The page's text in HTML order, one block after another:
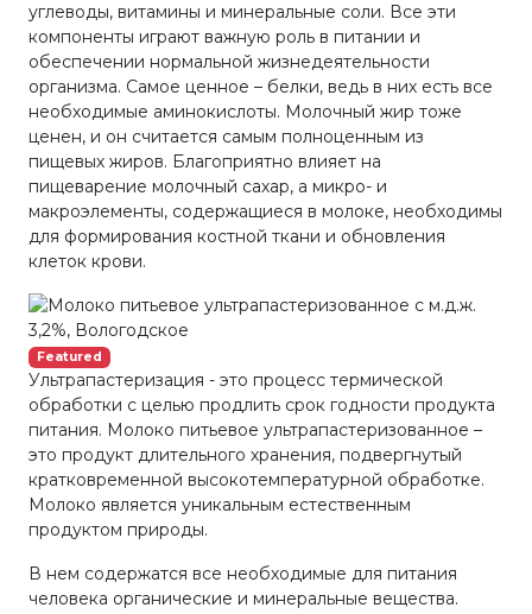
углеводы, витамины и минеральные соли. Все эти
компоненты играют важную роль в питании и
обеспечении нормальной жизнедеятельности
организма. Самое ценное – белки, ведь в них есть все
необходимые аминокислоты. Молочный жир тоже
ценен, и он считается самым полноценным из
пищевых жиров. Благоприятно влияет на
пищеварение молочный сахар, а микро- и
макроэлементы, содержащиеся в молоке, необходимы
для формирования костной ткани и обновления
клеток крови.
Featured
Ультрапастеризация - это процесс термической
обработки с целью продлить срок годности продукта
питания. Молоко питьевое ультрапастеризованное –
это продукт длительного хранения, подвергнутый
кратковременной высокотемпературной обработке.
Молоко является уникальным естественным
продуктом природы.
В нем содержатся все необходимые для питания
человека органические и минеральные вещества.